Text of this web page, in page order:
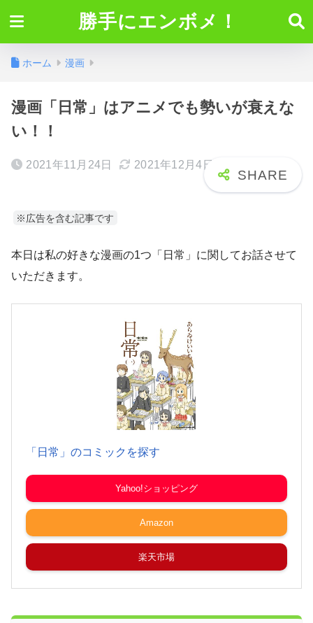
勝手にエンボメ！
ホーム 漫画
漫画「日常」はアニメでも勢いが衰えな
い！！
2021年11月24日 2021年12月4日
※広告を含む記事です
本日は私の好きな漫画の1つ「日常」に関してお話させて
いただきます。
「日常」のコミックを探す
Yahoo!ショッピング
Amazon
楽天市場